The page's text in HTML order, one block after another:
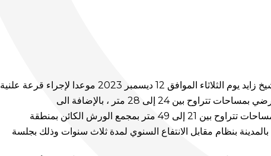
حدد جهاز تنمية مدينة الشيخ زايد يوم الثلاثاء الموافق 12 ديسمبر 2023 موعدا لإجراء قرعة علنية
27 ورشة بالدور الأول بمساحات تتراوح بين 21 إلى 49 متر بمجمع الورش الكائن بمنطقة
بالمدينة بنظام مقابل الانتفاع السنوي لمدة ثلاث سنوات وذلك بجلسة